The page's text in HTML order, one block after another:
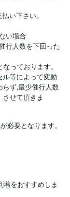
い下さい。
い場合
行人数を下回った
っております。
ル等によって変動
らず,最少催行人数
せて頂きま
必要となります。
着をおすすめしま